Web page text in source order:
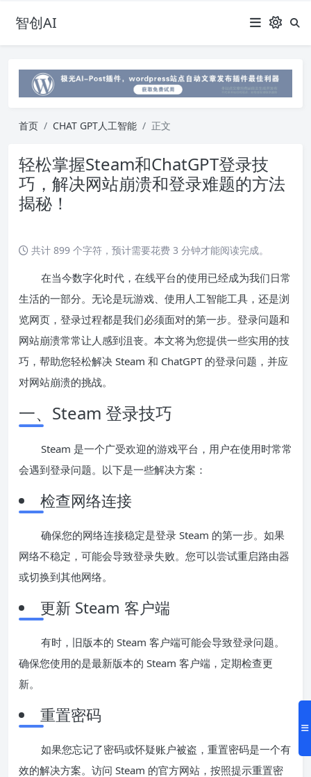
智创AI
首页 CHAT GPT人工智能 正文
轻松掌握Steam和ChatGPT登录技
巧，解决网站崩溃和登录难题的方法
揭秘！
共计 899 个字符，预计需要花费 3 分钟才能阅读完成。
在当今数字化时代，在线平台的使用已经成为我们日常
生活的一部分。无论是玩游戏、使用人工智能工具，还是浏
览网页，登录过程都是我们必须面对的第一步。登录问题和
网站崩溃常常让人感到沮丧。本文将为您提供一些实用的技
巧，帮助您轻松解决 Steam 和 ChatGPT 的登录问题，并应
对网站崩溃的挑战。
一、Steam 登录技巧
Steam 是一个广受欢迎的游戏平台，用户在使用时常常
会遇到登录问题。以下是一些解决方案：
检查网络连接
确保您的网络连接稳定是登录 Steam 的第一步。如果
网络不稳定，可能会导致登录失败。您可以尝试重启路由器
或切换到其他网络。
更新 Steam 客户端
有时，旧版本的 Steam 客户端可能会导致登录问题。
确保您使用的是最新版本的 Steam 客户端，定期检查更
新。
重置密码
如果您忘记了密码或怀疑账户被盗，重置密码是一个有
效的解决方案。访问 Steam 的官方网站，按照提示重置密